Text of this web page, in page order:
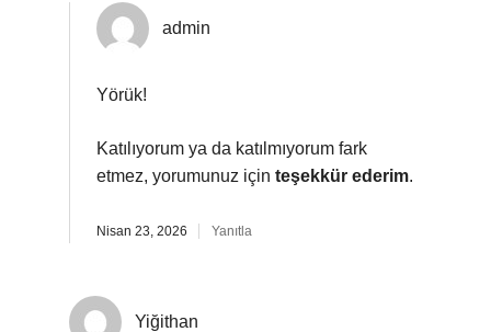
admin
Yörük!
Katılıyorum ya da katılmıyorum fark
etmez, yorumunuz için teşekkür ederim.
Nisan 23, 2026 Yanıtla
Yiğithan